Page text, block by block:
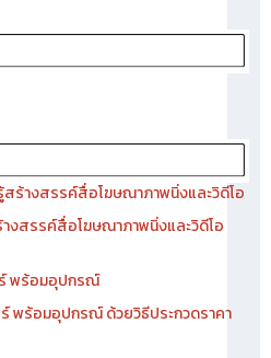
ร้างสรรค์สื่อโฆษณาภาพนิ่งและวิดีโอ
งสรรค์สื่อโฆษณาภาพนิ่งและวิดีโอ
ร์ พร้อมอุปกรณ์
พร้อมอุปกรณ์ ด้วยวิธีประกวดราคา